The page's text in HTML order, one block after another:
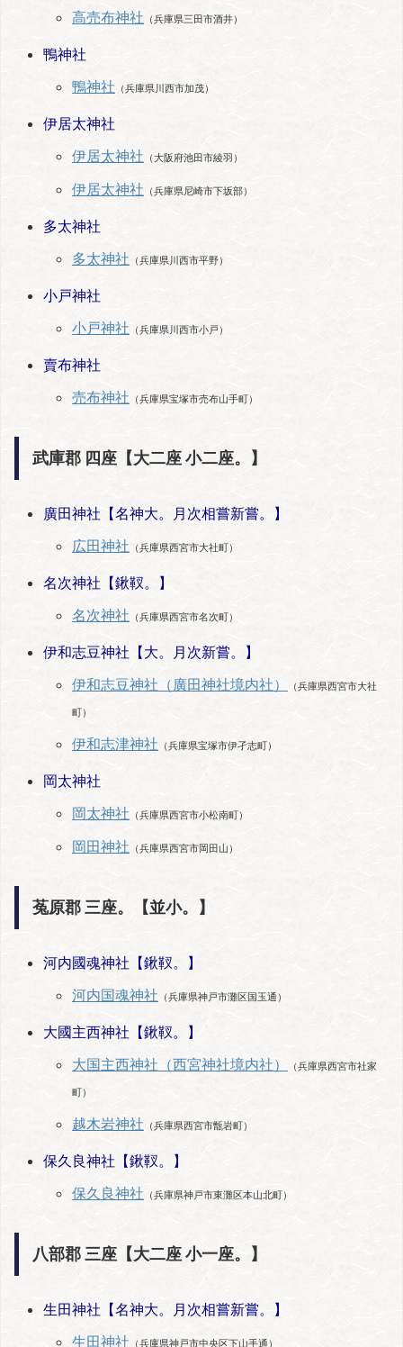
高売布神社 （兵庫県三田市酒井）
鴨神社
鴨神社 （兵庫県川西市加茂）
伊居太神社
伊居太神社 （大阪府池田市綾羽）
伊居太神社 （兵庫県尼崎市下坂部）
多太神社
多太神社 （兵庫県川西市平野）
小戸神社
小戸神社 （兵庫県川西市小戸）
賣布神社
売布神社 （兵庫県宝塚市売布山手町）
武庫郡 四座【大二座 小二座。】
廣田神社【名神大。月次相嘗新嘗。】
広田神社 （兵庫県西宮市大社町）
名次神社【鍬靫。】
名次神社 （兵庫県西宮市名次町）
伊和志豆神社【大。月次新嘗。】
伊和志豆神社（廣田神社境内社）
（兵庫県西宮市大社
町）
伊和志津神社 （兵庫県宝塚市伊孑志町）
岡太神社
岡太神社 （兵庫県西宮市小松南町）
岡田神社 （兵庫県西宮市岡田山）
菟原郡 三座。【並小。】
河内國魂神社【鍬靫。】
河内国魂神社 （兵庫県神戸市灘区国玉通）
大國主西神社【鍬靫。】
大国主西神社（西宮神社境内社）
（兵庫県西宮市社家
町）
越木岩神社 （兵庫県西宮市甑岩町）
保久良神社【鍬靫。】
保久良神社 （兵庫県神戸市東灘区本山北町）
八部郡 三座【大二座 小一座。】
生田神社【名神大。月次相嘗新嘗。】
生田神社 （兵庫県神戸市中央区下山手通）